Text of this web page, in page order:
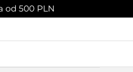
od 500 PLN
BESTSELLERY BLOG